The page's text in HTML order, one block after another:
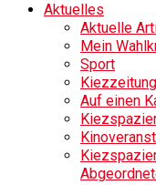
Aktuelles
Aktuelle
Mein
Sport
Kiezzeitung
Auf einen